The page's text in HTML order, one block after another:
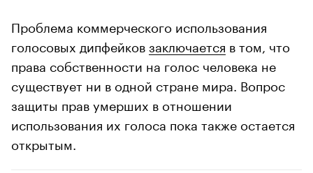
Проблема коммерческого использования
голосовых дипфейковзаключается в том, что
права собственности на голос человека не
существует ни в одной стране мира. Вопрос
защиты прав умерших в отношении
использования их голоса пока также остается
открытым.